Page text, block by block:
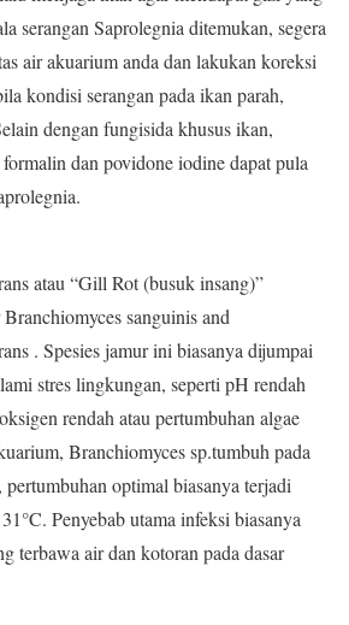
serangan Saprolegnia ditemukan, segera
air akuarium anda dan lakukan koreksi
kondisi serangan pada ikan parah,
dengan fungisida khusus ikan,
dan povidone iodine dapat pula
atau “Gill Rot (busuk insang)”
sanguinis and
. Spesies jamur ini biasanya dijumpai
stres lingkungan, seperti pH rendah
rendah atau pertumbuhan algae
Branchiomyces sp.tumbuh pada
optimal biasanya terjadi
Penyebab utama infeksi biasanya
terbawa air dan kotoran pada dasar